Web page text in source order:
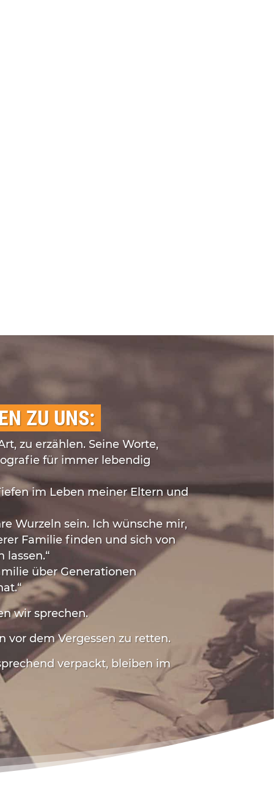
ZU UNS:
zu erzählen. Seine Worte,
für immer lebendig
im Leben meiner Eltern und
Wurzeln sein. Ich wünsche mir,
Familie finden und sich von
lassen.“
über Generationen
wir sprechen.
vor dem Vergessen zu retten.
verpackt, bleiben im